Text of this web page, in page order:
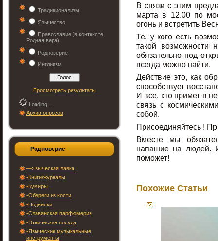
Традиционализм
Язычество
Православие (в контексте
Родная вера)
Родноверие
Инглиизм
Просмотреть результаты
Loading ...
Архив опросов
Родноверие
—Языческая лавка
-Книги/журналы
-Кумиры
-Обереги из кости
-Подвески
-Славянская парфюмерия
-Этническая посуда
-Языческие музыкальные
инструменты
В связи с этим
марта в 12.00 по
огонь и встретить
Те, у кого есть
такой возможности
обязательно под
всегда можно найти.
Действие это, как
способствует
И все, кто примет в
связь с
собой.
Присоединяйтесь !
Вместе мы
напашие на людей.
поможет!
Похожие Статьи